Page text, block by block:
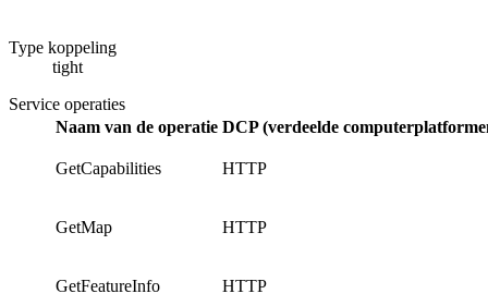
Type koppeling
tight
Service operaties
Naam van de operatie DCP (verdeelde
GetCapabilities HTTP
GetMap HTTP
GetFeatureInfo HTTP